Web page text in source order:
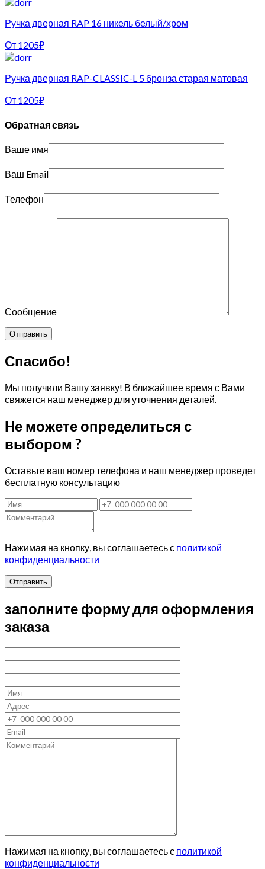
Ручка дверная RAP 16 никель белый/хром
От 1205₽
Ручка дверная RAP-CLASSIC-L 5 бронза старая матовая
От 1205₽
Обратная связь
Ваше имя
Ваш Email
Телефон
Сообщение
Спасибо!
Мы получили Вашу заявку! В ближайшее время с Вами
свяжется наш менеджер для уточнения деталей.
Не можете определиться с
выбором ?
Оставьте ваш номер телефона и наш менеджер проведет
бесплатную консультацию
Нажимая на кнопку, вы соглашаетесь с политикой
конфиденциальности
Отправить
заполните форму для оформления
заказа
Нажимая на кнопку, вы соглашаетесь с политикой
конфиденциальности